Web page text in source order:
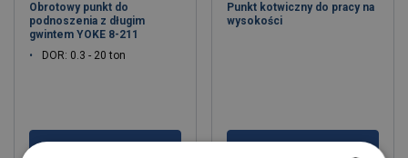
Obrotowy punkt do
podnoszenia z długim
gwintem YOKE 8-211
DOR: 0.3 - 20 ton
Punkt kotwiczny do pracy na
wysokości